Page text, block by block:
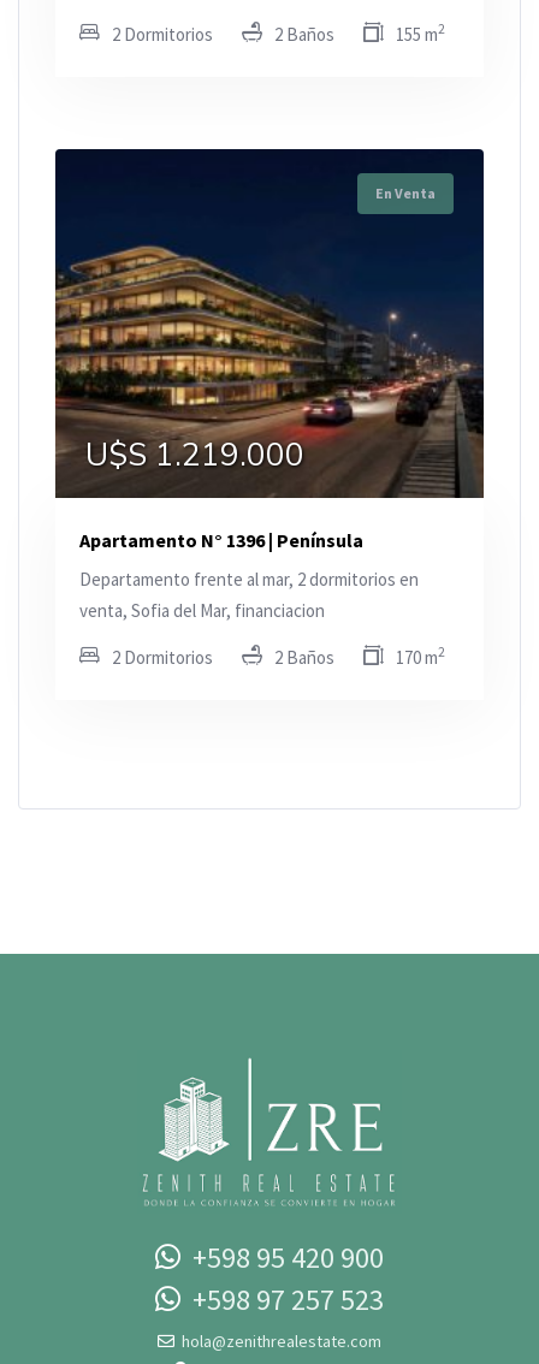
2 Dormitorios 2 Baños 155 m2
En Venta
U$S 1.219.000
Apartamento N° 1396 | Península
Departamento frente al mar, 2 dormitorios en
venta, Sofia del Mar, financiacion
2 Dormitorios 2 Baños 170 m2
+598 95 420 900
+598 97 257 523‬‬
hola@zenithrealestate.com